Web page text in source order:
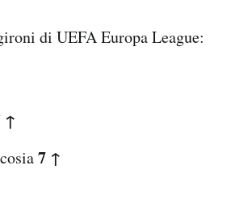
di UEFA Europa League:
↑
7 ↑